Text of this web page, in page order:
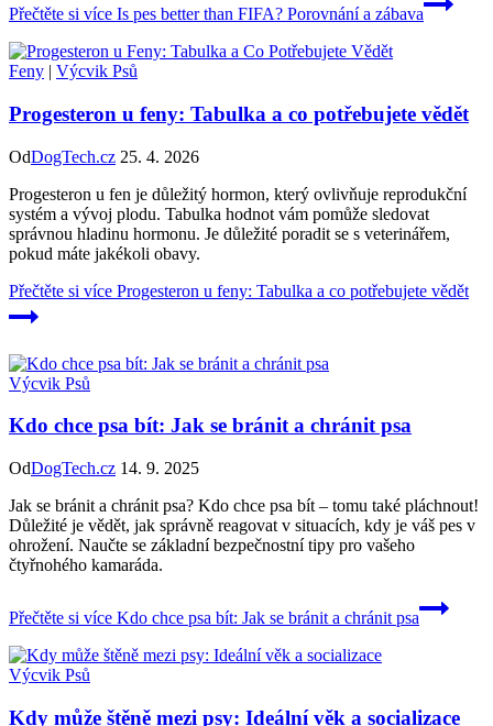
Přečtěte si více Is pes better than FIFA? Porovnání a zábava
Feny | Výcvik Psů
Progesteron u feny: Tabulka a co potřebujete vědět
OdDogTech.cz 25. 4. 2026
Progesteron u fen je důležitý hormon, který ovlivňuje reprodukční
systém a vývoj plodu. Tabulka hodnot vám pomůže sledovat
správnou hladinu hormonu. Je důležité poradit se s veterinářem,
pokud máte jakékoli obavy.
Přečtěte si více Progesteron u feny: Tabulka a co potřebujete vědět
Výcvik Psů
Kdo chce psa bít: Jak se bránit a chránit psa
OdDogTech.cz 14. 9. 2025
Jak se bránit a chránit psa? Kdo chce psa bít – tomu také pláchnout!
Důležité je vědět, jak správně reagovat v situacích, kdy je váš pes v
ohrožení. Naučte se základní bezpečnostní tipy pro vašeho
čtyřnohého kamaráda.
Přečtěte si více Kdo chce psa bít: Jak se bránit a chránit psa
Výcvik Psů
Kdy může štěně mezi psy: Ideální věk a socializace